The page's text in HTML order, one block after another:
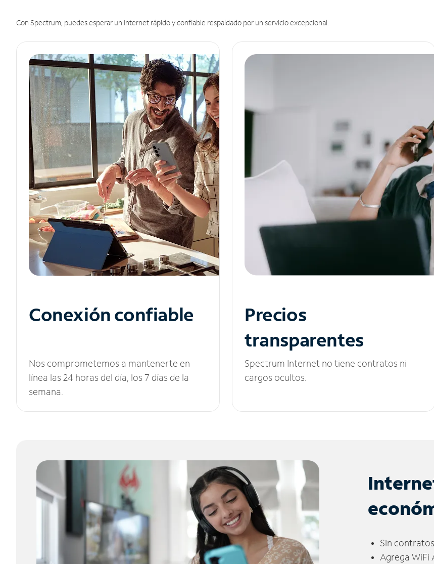
Con Spectrum, puedes esperar un Internet rápido y confiable respaldado por un servicio excepcional.
Conexión confiable
Nos comprometemos a mantenerte en
línea las 24 horas del día, los 7 días de la
semana.
Precios
transparentes
Spectrum Internet no tiene contratos ni
cargos ocultos.
Sin
Agrega WiFi